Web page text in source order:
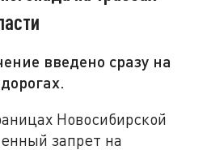
введено сразу на
Новосибирской
запрет на